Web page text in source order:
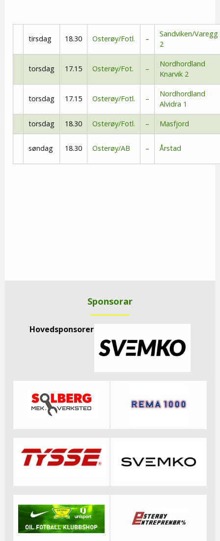
tirsdag 18.30 Osterøy/Fotl. –
Sandviken/Varegg
2
torsdag 17.15 Osterøy/Fot. –
Nordhordland
Knarvik 2
torsdag 17.15 Osterøy/Fotl. –
Nordhordland
Alvidra 1
torsdag 18.30 Osterøy/Fotl. – Masfjord
søndag 18.30 Osterøy/AB – Årstad
Sponsorar
Hovedsponsorer